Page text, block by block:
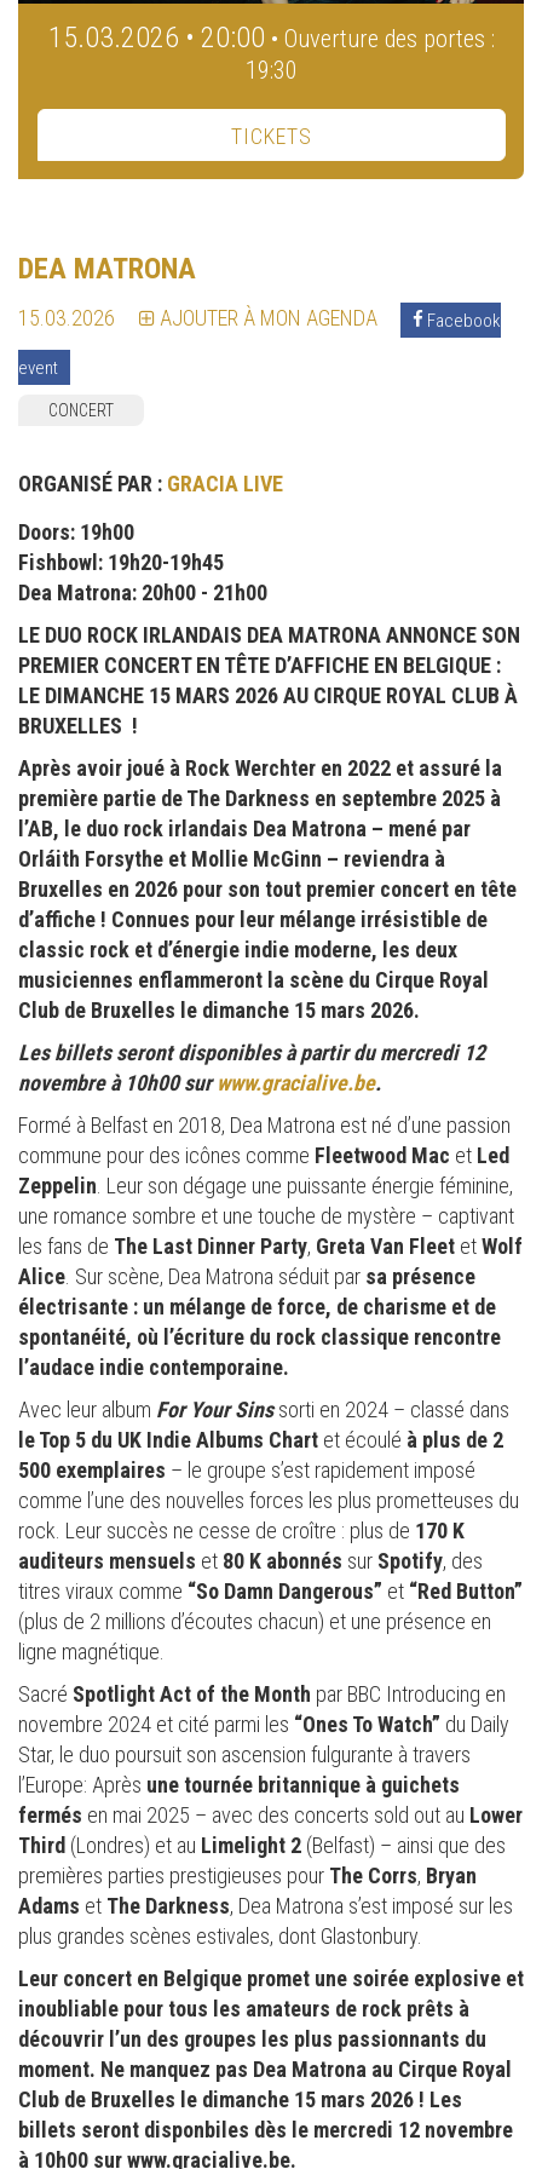
15.03.2026 • 20:00 • Ouverture des portes :
19:30
TICKETS
DEA MATRONA
15.03.2026 AJOUTER À MON AGENDA Facebook
event
CONCERT
ORGANISÉ PAR : GRACIA LIVE
Doors: 19h00
Fishbowl: 19h20-19h45
Dea Matrona: 20h00 - 21h00
LE DUO ROCK IRLANDAIS DEA MATRONA ANNONCE SON
PREMIER CONCERT EN TÊTE D’AFFICHE EN BELGIQUE :
LE DIMANCHE 15 MARS 2026 AU CIRQUE ROYAL CLUB À
BRUXELLES !
Après avoir joué à Rock Werchter en 2022 et assuré la
première partie de The Darkness en septembre 2025 à
l’AB, le duo rock irlandais Dea Matrona – mené par
Orláith Forsythe et Mollie McGinn – reviendra à
Bruxelles en 2026 pour son tout premier concert en tête
d’affiche ! Connues pour leur mélange irrésistible de
classic rock et d’énergie indie moderne, les deux
musiciennes enflammeront la scène du Cirque Royal
Club de Bruxelles le dimanche 15 mars 2026.
Les billets seront disponibles à partir du mercredi 12
novembre à 10h00 surwww.gracialive.be.
Formé à Belfast en 2018, Dea Matrona est né d’une passion
commune pour des icônes comme Fleetwood Mac et Led
Zeppelin. Leur son dégage une puissante énergie féminine,
une romance sombre et une touche de mystère – captivant
les fans de The Last Dinner Party, Greta Van Fleet etWolf
Alice. Sur scène, Dea Matrona séduit par sa présence
électrisante : un mélange de force, de charisme et de
spontanéité, où l’écriture du rock classique rencontre
l’audace indie contemporaine.
Avec leur album For Your Sinssorti en 2024 – classé dans
le Top 5 du UK Indie Albums Chart et écoulé à plus de 2
500 exemplaires – le groupe s’est rapidement imposé
comme l’une des nouvelles forces les plus prometteuses du
rock. Leur succès ne cesse de croître : plus de 170 K
auditeurs mensuels et 80 K abonnés sur Spotify, des
titres viraux comme “So Damn Dangerous” et “Red Button”
(plus de 2 millions d’écoutes chacun) et une présence en
ligne magnétique.
Sacré Spotlight Act of the Month par BBC Introducing en
novembre 2024 et cité parmi les “Ones To Watch” du Daily
Star, le duo poursuit son ascension fulgurante à travers
l’Europe: Après une tournée britannique à guichets
fermés en mai 2025 – avec des concerts sold out au Lower
Third (Londres) et au Limelight 2 (Belfast) – ainsi que des
premières parties prestigieuses pour The Corrs, Bryan
Adams et The Darkness, Dea Matrona s’est imposé sur les
plus grandes scènes estivales, dont Glastonbury.
Leur concert en Belgique promet une soirée explosive et
inoubliable pour tous les amateurs de rock prêts à
découvrir l’un des groupes les plus passionnants du
moment. Ne manquez pas Dea Matrona au Cirque Royal
Club de Bruxelles le dimanche 15 mars 2026 ! Les
billets seront disponbiles dès le mercredi 12 novembre
à 10h00 sur www.gracialive.be.